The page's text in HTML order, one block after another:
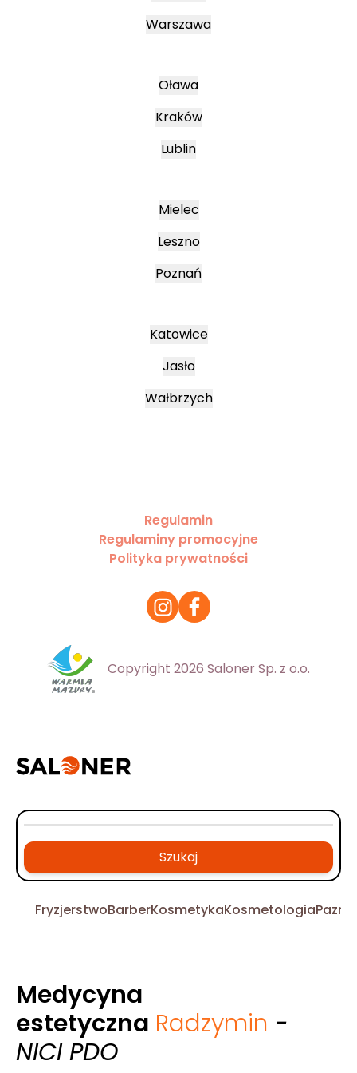
Warszawa
Oława
Kraków
Lublin
Mielec
Leszno
Poznań
Katowice
Jasło
Wałbrzych
Regulamin
Regulaminy promocyjne
Polityka prywatności
Copyright 2026 Saloner Sp. z o.o.
Szukaj
FryzjerstwoBarberKosmetykaKosmetologia
Medycyna
estetyczna Radzymin -
NICI PDO